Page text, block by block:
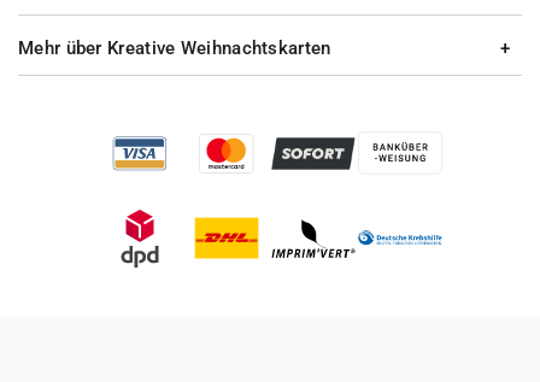
Mehr über Kreative Weihnachtskarten